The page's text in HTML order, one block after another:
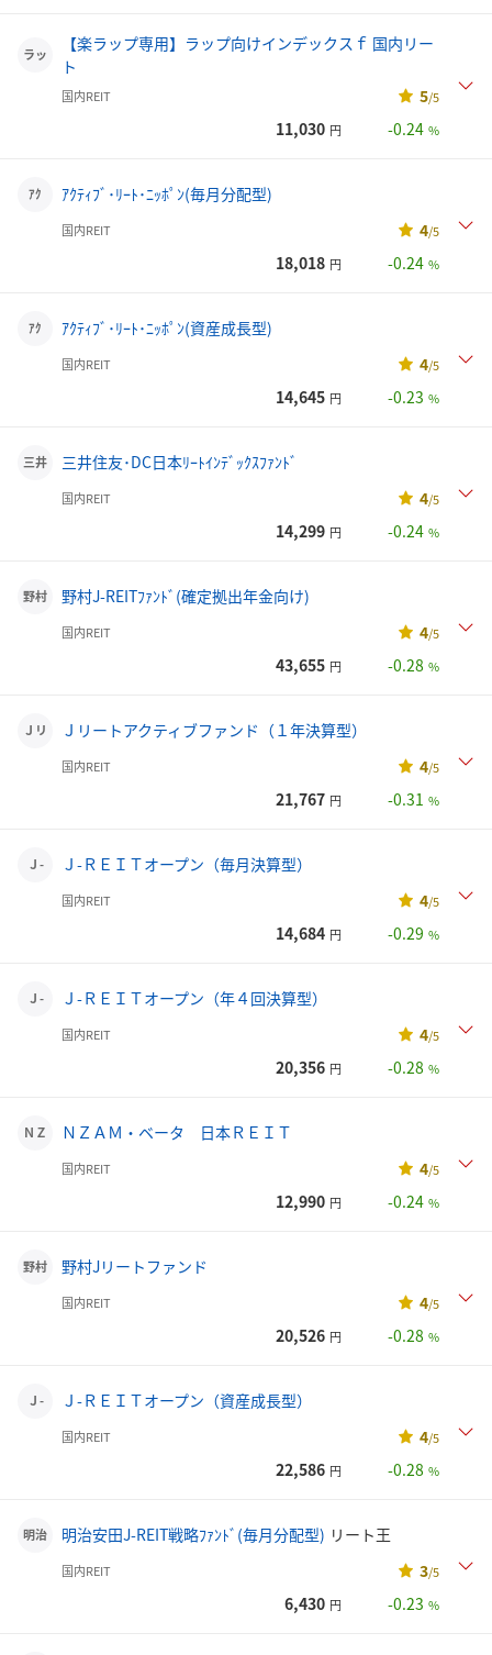
ラッ
【楽ラップ専用】ラップ向けインデックスｆ 国内リー
ト
国内REIT 5/5
11,030 円 -0.24 %
ｱｸ ｱｸﾃｨﾌﾞ･ﾘｰﾄ･ﾆｯﾎﾟﾝ(毎月分配型)
国内REIT 4/5
18,018 円 -0.24 %
ｱｸ ｱｸﾃｨﾌﾞ･ﾘｰﾄ･ﾆｯﾎﾟﾝ(資産成長型)
国内REIT 4/5
14,645 円 -0.23 %
三井 三井住友･DC日本ﾘｰﾄｲﾝﾃﾞｯｸｽﾌｧﾝﾄﾞ
国内REIT 4/5
14,299 円 -0.24 %
野村 野村J-REITﾌｧﾝﾄﾞ(確定拠出年金向け)
国内REIT 4/5
43,655 円 -0.28 %
Ｊリ Ｊリートアクティブファンド（１年決算型）
国内REIT 4/5
21,767 円 -0.31 %
Ｊ- Ｊ-ＲＥＩＴオープン（毎月決算型）
国内REIT 4/5
14,684 円 -0.29 %
Ｊ- Ｊ-ＲＥＩＴオープン（年４回決算型）
国内REIT 4/5
20,356 円 -0.28 %
ＮＺ ＮＺＡＭ・ベータ 日本ＲＥＩＴ
国内REIT 4/5
12,990 円 -0.24 %
野村 野村Jリートファンド
国内REIT 4/5
20,526 円 -0.28 %
Ｊ- Ｊ-ＲＥＩＴオープン（資産成長型）
国内REIT 4/5
22,586 円 -0.28 %
明治 明治安田J-REIT戦略ﾌｧﾝﾄﾞ(毎月分配型) リート王
国内REIT 3/5
6,430 円 -0.23 %